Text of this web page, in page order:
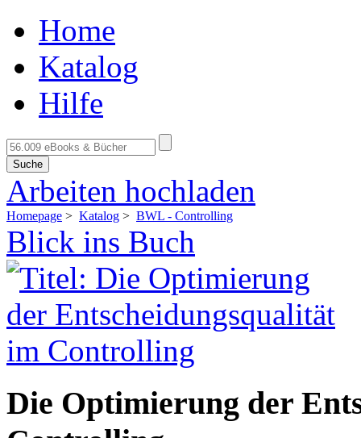
Home
Katalog
Hilfe
Suche
Arbeiten hochladen
Homepage > Katalog > BWL - Controlling
Blick ins Buch
Die Optimierung der